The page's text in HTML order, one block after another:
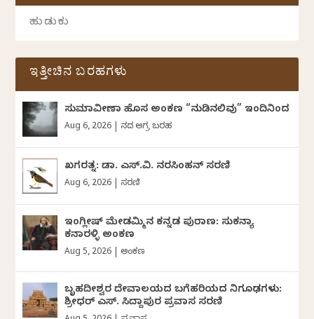
ಇತ್ತೀಚಿನ ಬರಹಗಳು
ಸುಮಾವೀಣಾ ಹೊಸ ಅಂಕಣ “ನುಡಿನಲಿವು” ಇಂದಿನಿಂದ
Aug 6, 2026 ದಿನದ ಅಗ್ರ ಬರಹ
ಖಗರತ್ನ: ಡಾ. ಎಸ್.ವಿ. ನರಸಿಂಹನ್‌‌ ಸರಣಿ
Aug 6, 2026 ಸರಣಿ
ಇಂಗ್ಲೀಷ್ ಮೇಡಮ್ಮಿನ ಕನ್ನಡ ಪುರಾಣ: ಸುಕನ್ಯಾ
ಕನಾರಳ್ಳಿ ಅಂಕಣ
Aug 5, 2026 ಅಂಕಣ
ಬೃಹದೀಶ್ವರ ದೇವಾಲಯದ ಬಗೆಹರಿಯದ ನಿಗೂಢಗಳು:
ಶ್ರೀಧರ್‌ ಎಸ್.‌ ಸಿದ್ದಾಪುರ ಪ್ರವಾಸ ಸರಣಿ